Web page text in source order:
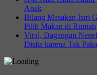
Anak
Bilang Masakan Istri
Pilih Makan di
Viral, Dagangan
Disita karena Tak